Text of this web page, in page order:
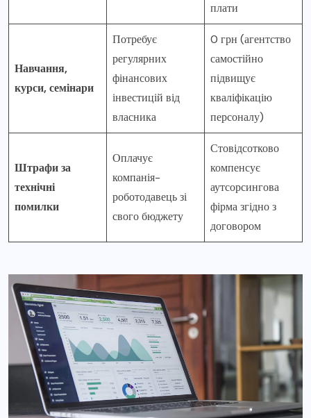
плати
Навчання,
курси, семінари
Потребує
регулярних
фінансових
інвестицій від
власника
0 грн (агентство
самостійно
підвищує
кваліфікацію
персоналу)
Штрафи за
технічні
помилки
Оплачує
компанія-
роботодавець зі
свого бюджету
Стовідсотково
компенсує
аутсорсингова
фірма згідно з
договором